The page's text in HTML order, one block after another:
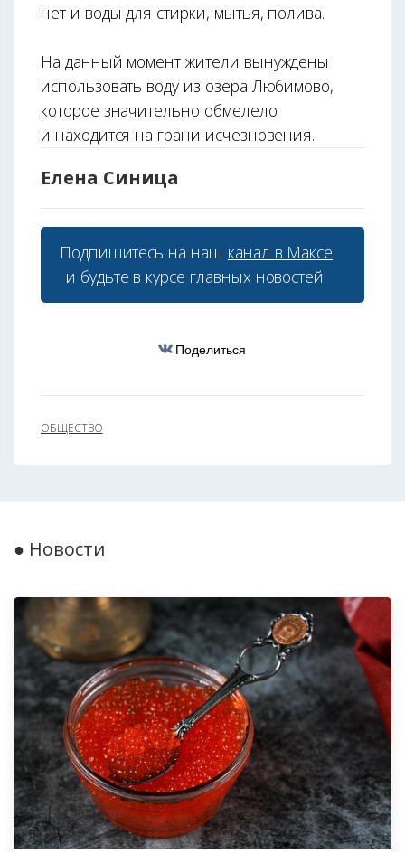
нет и воды для стирки, мытья, полива.
На данный момент жители вынуждены
использовать воду из озера Любимово,
которое значительно обмелело
и находится на грани исчезновения.
Елена Синица
Подпишитесь на наш канал в Максе
и будьте в курсе главных новостей.
Поделиться
ОБЩЕСТВО
● Новости